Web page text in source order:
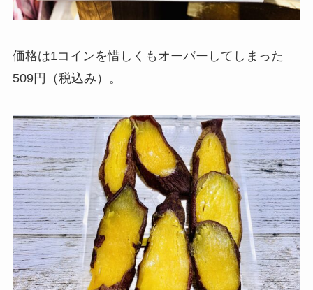
価格は1コインを惜しくもオーバーしてしまった
509円（税込み）。